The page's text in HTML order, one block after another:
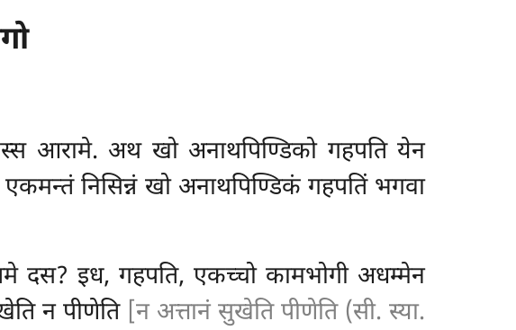
आरामे. अथ खो अनाथपिण्डिको गहपति येन
निसिन्नं खो अनाथपिण्डिकं गहपतिं भगवा
दस? इध, गहपति, एकच्चो कामभोगी अधम्मेन
न पीणेति [न अत्तानं सुखेति पीणेति (सी. स्या.